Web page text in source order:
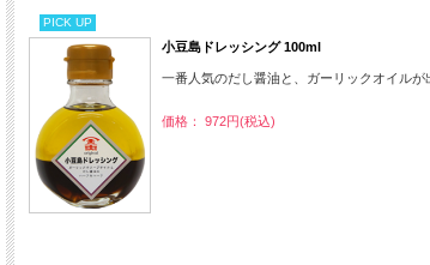
PICK UP
小豆島ドレッシング 100ml
一番人気のだし醤油と、ガーリックオイル
価格： 972円(税込)